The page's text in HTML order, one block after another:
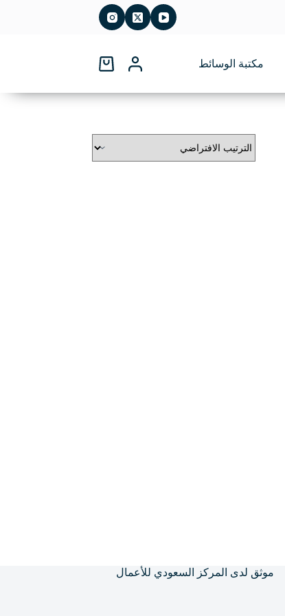
مكتبة الوسائط
عربة
موثق لدى المركز السعودي للأعمال